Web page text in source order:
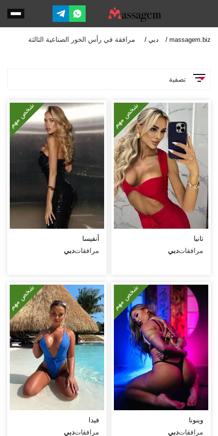
massagem.biz دبي مرافقة في رأس الخور الصناعية الثالثة
تصفية
المعلمات
الخدمات
وضعية 69
جنس شرجي
تقييد
صور عادية (أثناء اللقاء)
جنس تقليدي مهبلي
قذف على الجسم
لحس مهبلي
مص عميق
كلام بذيء
سيطرة
ثنائي مع فتاة
مساج مثير
شخص مهم
أنفيسا
مرافقاتدبي
شخص مهم
تانيا
مرافقاتدبي
شخص مهم
فيدا
مرافقاتدبي
شخص مهم
وينونا
مرافقاتدبي